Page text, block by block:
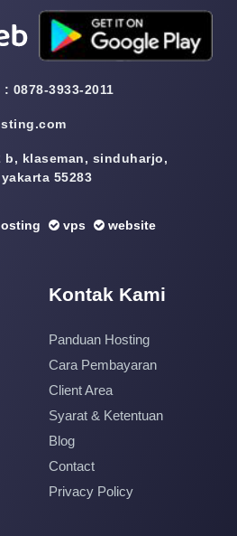
0878-3933-2011
b, klaseman, sinduharjo,
55283
vps website
Kontak Kami
Panduan Hosting
Cara Pembayaran
Client Area
Syarat & Ketentuan
Blog
Contact
Privacy Policy